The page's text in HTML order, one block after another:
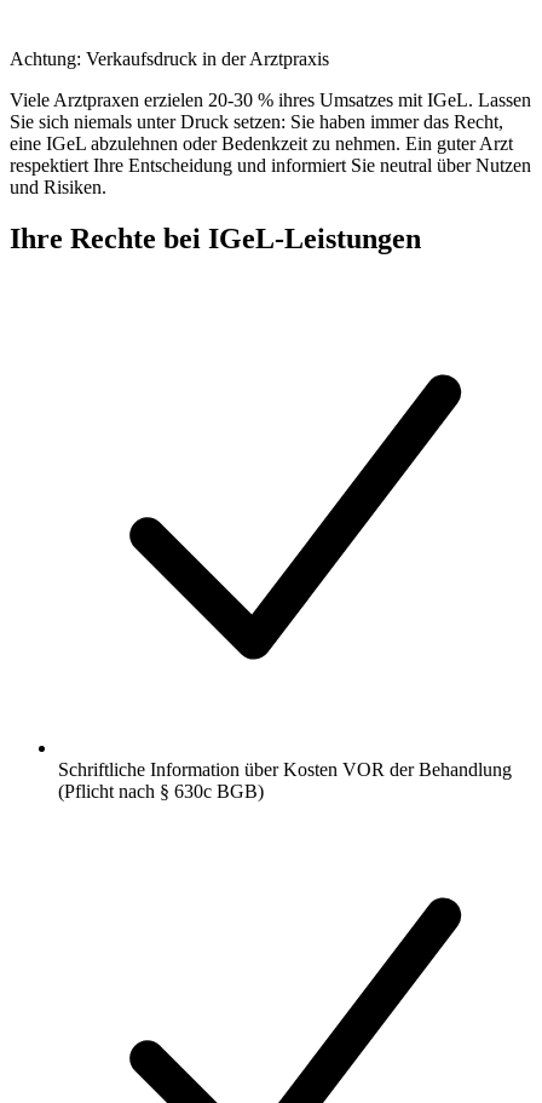
Achtung: Verkaufsdruck in der Arztpraxis
Viele Arztpraxen erzielen 20-30 % ihres Umsatzes mit IGeL. Lassen
Sie sich niemals unter Druck setzen: Sie haben immer das Recht,
eine IGeL abzulehnen oder Bedenkzeit zu nehmen. Ein guter Arzt
respektiert Ihre Entscheidung und informiert Sie neutral über Nutzen
und Risiken.
Ihre Rechte bei IGeL-Leistungen
Schriftliche Information über Kosten VOR der Behandlung
(Pflicht nach § 630c BGB)